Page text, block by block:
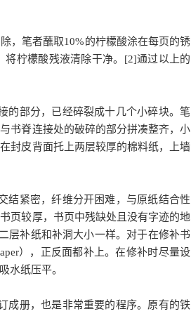
笔者蘸取10%的柠檬酸涂在每页的锈
柠檬酸残液清除干净。[2]通过以上的
部分，已经碎裂成十几个小碎块。笔
书脊连接处的破碎的部分拼凑整齐，小
封皮背面托上两层较厚的棉料纸，上墙
紧密，纤维分开困难，与原纸结合性
页较厚，书页中残缺处且没有字迹的地
层补纸和补洞大小一样。对于在修补书
），正反面都补上。在修补时尽量设
水纸压平。
册，也是非常重要的程序。原有的铁